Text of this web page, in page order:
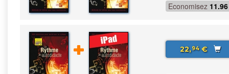
Economisez 11.96
22,94€